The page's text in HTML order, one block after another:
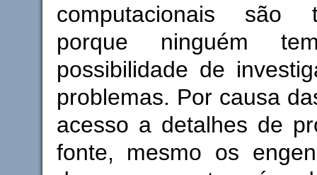
computacionais são
porque ninguém
possibilidade de
problemas. Por causa
acesso a detalhes de
fonte, mesmo os